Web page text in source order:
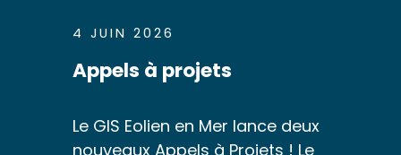
4 JUIN 2026
Appels à projets
Le GIS Eolien en Mer lance deux
nouveaux Appels à Projets ! Le